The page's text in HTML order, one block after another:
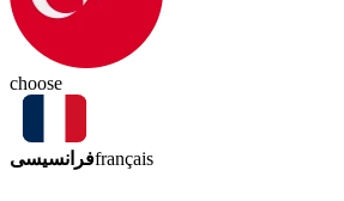
choose
فرانسیسیfrançais